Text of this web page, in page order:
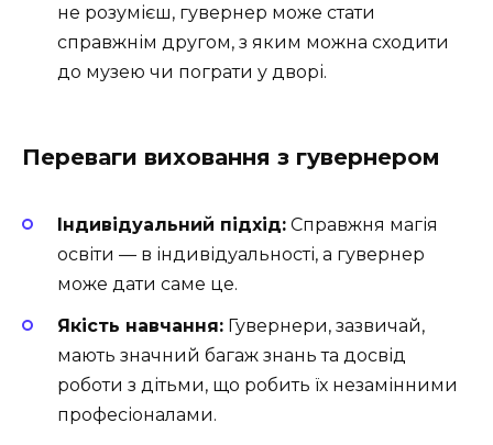
не розумієш, гувернер може стати
справжнім другом, з яким можна сходити
до музею чи пограти у дворі.
Переваги виховання з гувернером
Індивідуальний підхід: Справжня магія
освіти — в індивідуальності, а гувернер
може дати саме це. ‍
Якість навчання: Гувернери, зазвичай,
мають значний багаж знань та досвід
роботи з дітьми, що робить їх незамінними
професіоналами.